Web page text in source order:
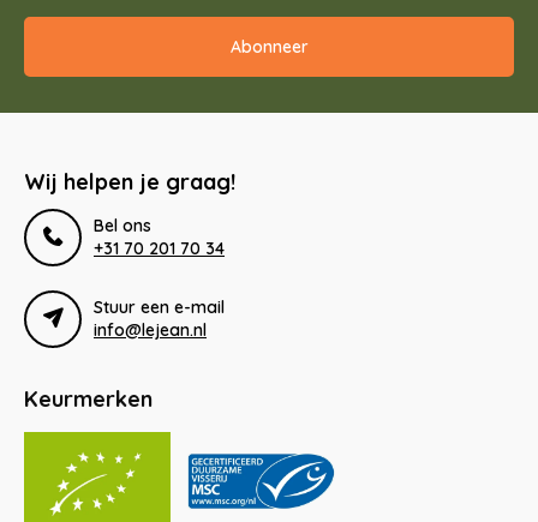
Abonneer
Wij helpen je graag!
Bel ons
+31 70 201 70 34
Stuur een e-mail
info@lejean.nl
Keurmerken